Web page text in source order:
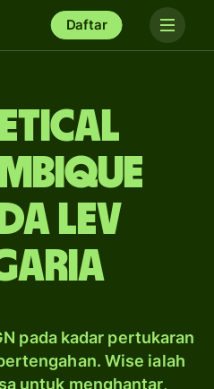
Daftar
lev
pada kadar pertukaran
Wise ialah
untuk menghantar,